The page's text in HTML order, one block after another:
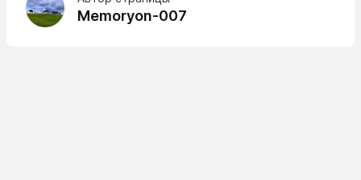
Memoryon-007